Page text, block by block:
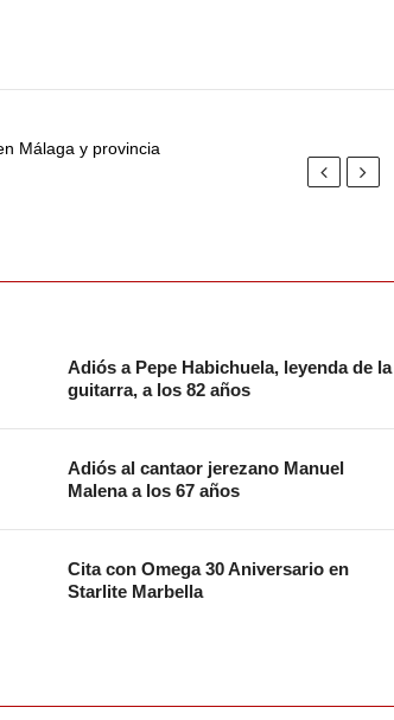
Málaga y provincia
Adiós a Pepe Habichuela, leyenda de la
guitarra, a los 82 años
Adiós al cantaor jerezano Manuel
Malena a los 67 años
Cita con Omega 30 Aniversario en
Starlite Marbella